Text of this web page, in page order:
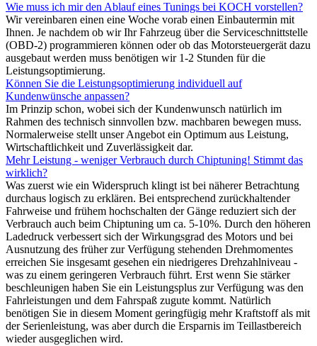
Wie muss ich mir den Ablauf eines Tunings bei KOCH vorstellen?
Wir vereinbaren einen eine Woche vorab einen Einbautermin mit
Ihnen. Je nachdem ob wir Ihr Fahrzeug über die Serviceschnittstelle
(OBD-2) programmieren können oder ob das Motorsteuergerät dazu
ausgebaut werden muss benötigen wir 1-2 Stunden für die
Leistungsoptimierung.
Können Sie die Leistungsoptimierung individuell auf
Kundenwünsche anpassen?
Im Prinzip schon, wobei sich der Kundenwunsch natürlich im
Rahmen des technisch sinnvollen bzw. machbaren bewegen muss.
Normalerweise stellt unser Angebot ein Optimum aus Leistung,
Wirtschaftlichkeit und Zuverlässigkeit dar.
Mehr Leistung - weniger Verbrauch durch Chiptuning! Stimmt das
wirklich?
Was zuerst wie ein Widerspruch klingt ist bei näherer Betrachtung
durchaus logisch zu erklären. Bei entsprechend zurückhaltender
Fahrweise und frühem hochschalten der Gänge reduziert sich der
Verbrauch auch beim Chiptuning um ca. 5-10%. Durch den höheren
Ladedruck verbessert sich der Wirkungsgrad des Motors und bei
Ausnutzung des früher zur Verfügung stehenden Drehmomentes
erreichen Sie insgesamt gesehen ein niedrigeres Drehzahlniveau -
was zu einem geringeren Verbrauch führt. Erst wenn Sie stärker
beschleunigen haben Sie ein Leistungsplus zur Verfügung was den
Fahrleistungen und dem Fahrspaß zugute kommt. Natürlich
benötigen Sie in diesem Moment geringfügig mehr Kraftstoff als mit
der Serienleistung, was aber durch die Ersparnis im Teillastbereich
wieder ausgeglichen wird.